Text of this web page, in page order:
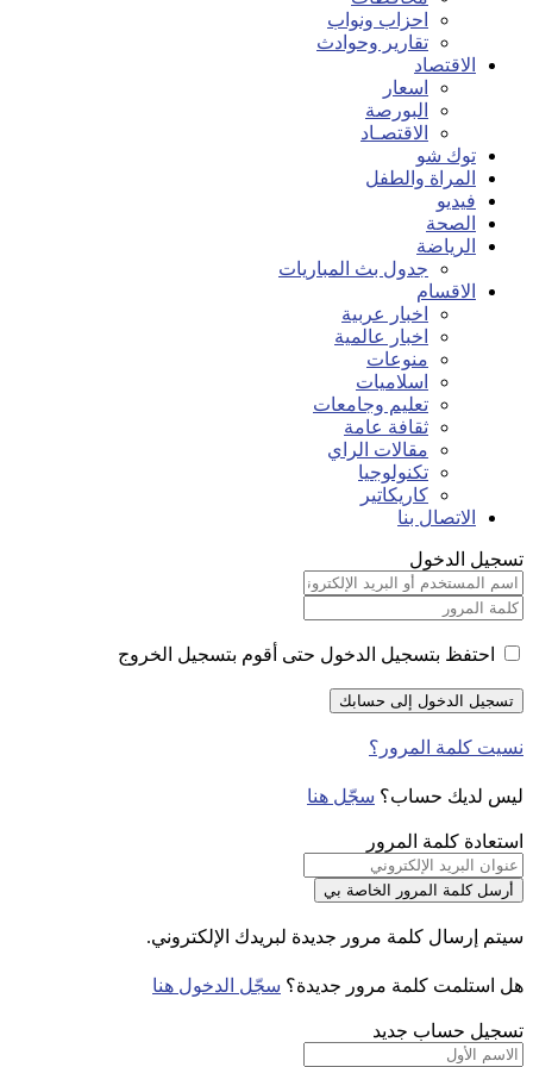
احزاب ونواب
تقارير وحوادث
الاقتصاد
اسعار
البورصة
الاقتصـاد
توك شو
المراة والطفل
فيديو
الصحة
الرياضة
جدول بث المباريات
الاقسام
اخبار عربية
اخبار عالمية
منوعات
اسلاميات
تعليم وجامعات
ثقافة عامة
مقالات الراي
تكنولوجيا
كاريكاتير
الاتصال بنا
تسجيل الدخول
احتفظ بتسجيل الدخول حتى أقوم بتسجيل الخروج
نسيت كلمة المرور؟
ليس لديك حساب؟ سجّل هنا
استعادة كلمة المرور
سيتم إرسال كلمة مرور جديدة لبريدك الإلكتروني.
هل استلمت كلمة مرور جديدة؟ سجّل الدخول هنا
تسجيل حساب جديد